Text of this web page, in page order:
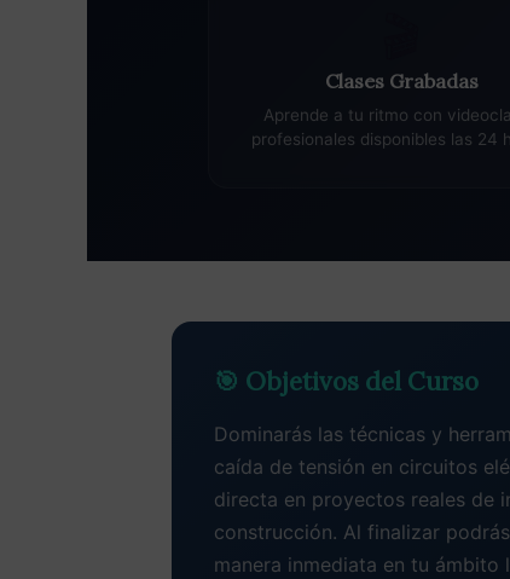
Clases Grabadas
Aprende a tu ritmo con
profesionales disponibles las 24
🎯 Objetivos del Curso
Dominarás las técnicas y
caída de tensión en circuitos
directa en proyectos reales de
construcción. Al finalizar
manera inmediata en tu ámbito